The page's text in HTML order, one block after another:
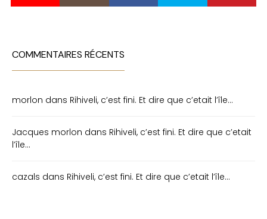
COMMENTAIRES RÉCENTS
morlon dans Rihiveli, c’est fini. Et dire que c’etait l’île…
Jacques morlon dans Rihiveli, c’est fini. Et dire que c’etait
l’île…
cazals dans Rihiveli, c’est fini. Et dire que c’etait l’île…